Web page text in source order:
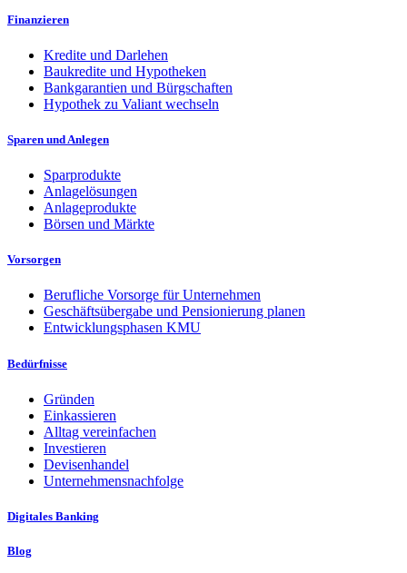
Finanzieren
Kredite und Darlehen
Baukredite und Hypotheken
Bankgarantien und Bürgschaften
Hypothek zu Valiant wechseln
Sparen und Anlegen
Sparprodukte
Anlagelösungen
Anlageprodukte
Börsen und Märkte
Vorsorgen
Berufliche Vorsorge für Unternehmen
Geschäftsübergabe und Pensionierung planen
Entwicklungsphasen KMU
Bedürfnisse
Gründen
Einkassieren
Alltag vereinfachen
Investieren
Devisenhandel
Unternehmensnachfolge
Digitales Banking
Blog